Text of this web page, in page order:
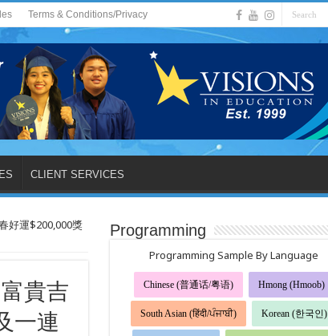
Terms & Conditions/Privacy
CLIENT SERVICES
好運$200,000獎
貴吉
一連
Programming
Programming Sample By Language
Chinese (普通话/粤语) Hmong (Hmoob)
South Asian (हिंदी/ਪੰਜਾਬੀ) Korean (한국인)